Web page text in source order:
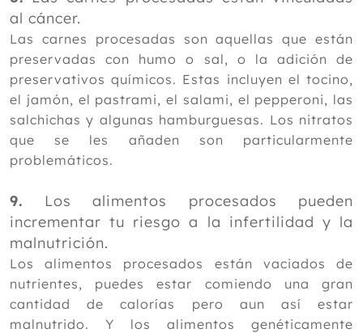
al cáncer.
Las carnes procesadas son aquellas que están
preservadas con humo o sal, o la adición de
preservativos químicos. Estas incluyen el tocino,
el jamón, el pastrami, el salami, el pepperoni, las
salchichas y algunas hamburguesas. Los nitratos
que se les añaden son particularmente
problemáticos.
9. Los alimentos procesados pueden
incrementar tu riesgo a la infertilidad y la
malnutrición.
Los alimentos procesados están vaciados de
nutrientes, puedes estar comiendo una gran
cantidad de calorías pero aun así estar
malnutrido. Y los alimentos genéticamente